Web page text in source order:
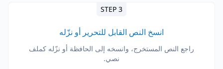
STEP 3
انسخ النص القابل للتحرير أو نزّله
راجع النص المستخرج، وانسخه إلى الحافظة أو نزّله كملف
نصي.